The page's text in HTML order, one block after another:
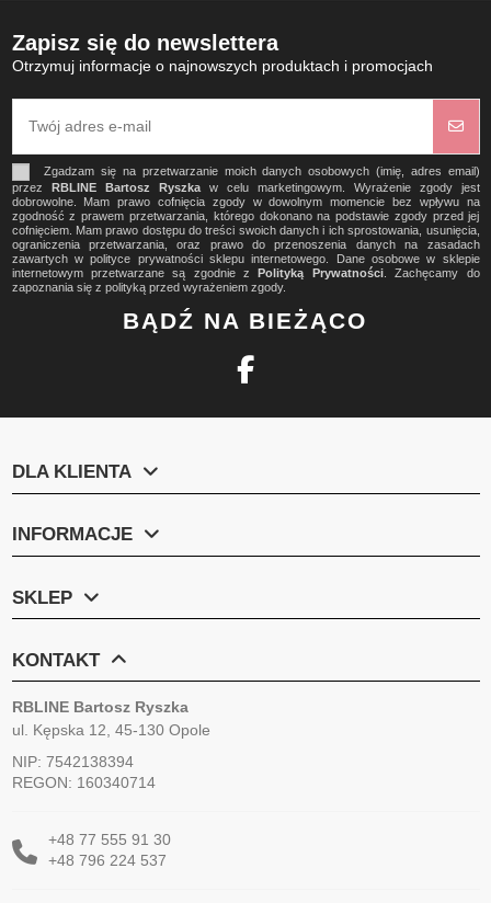
Zapisz się do newslettera
Otrzymuj informacje o najnowszych produktach i promocjach
Zgadzam się na przetwarzanie moich danych osobowych (imię, adres email)
przez
RBLINE Bartosz Ryszkaw celu marketingowym. Wyrażenie zgody jest
dobrowolne. Mam prawo cofnięcia zgody w dowolnym momencie bez wpływu na
zgodność z prawem przetwarzania, którego dokonano na podstawie zgody przed jej
cofnięciem. Mam prawo dostępu do treści swoich danych i ich sprostowania, usunięcia,
ograniczenia przetwarzania, oraz prawo do przenoszenia danych na zasadach
zawartych w polityce prywatności sklepu internetowego. Dane osobowe w sklepie
internetowym przetwarzane są zgodnie z
Polityką Prywatności. Zachęcamy do
zapoznania się z polityką przed wyrażeniem zgody.
BĄDŹ NA BIEŻĄCO
DLA KLIENTA
INFORMACJE
SKLEP
KONTAKT
RBLINE Bartosz Ryszka
ul. Kępska 12, 45-130 Opole
NIP: 7542138394
REGON: 160340714
+48 77 555 91 30
+48 796 224 537